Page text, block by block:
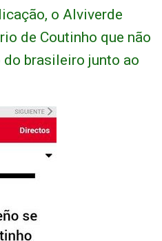
o Alviverde
de Coutinho que não
brasileiro junto ao